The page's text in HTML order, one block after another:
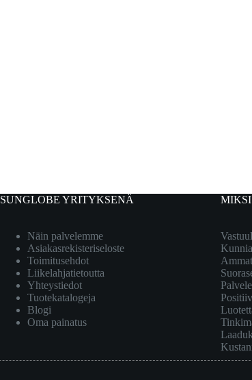
SUNGLOBE YRITYKSENÄ
Näin palvelemme
Asiakasrekisteriseloste
Toimitusehdot
Liikelahjatietoutta
Yhteystiedot
Tuotekatalogeja
Blogi
Oma painatus